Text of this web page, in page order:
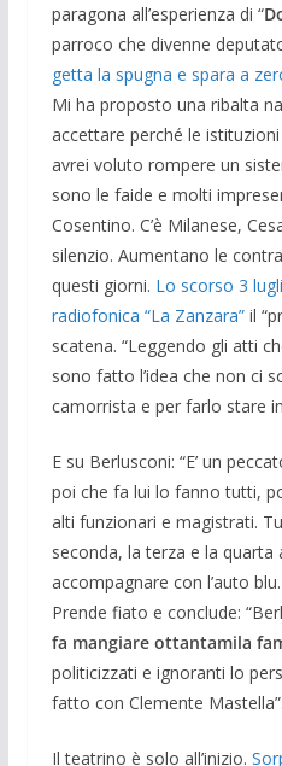
paragona all’esperienza di “
parroco che divenne
getta la spugna e spara a
Mi ha proposto una ribalta
accettare perché le
avrei voluto rompere un
sono le faide e molti
Cosentino. C’è Milanese,
silenzio. Aumentano le
questi giorni. Lo scorso 3
radiofonica “La Zanzara”il
scatena. “Leggendo gli atti
sono fatto l’idea che non ci
camorrista e per farlo stare
E su Berlusconi: “E’ un
poi che fa lui lo fanno tutti,
alti funzionari e magistrati.
seconda, la terza e la
accompagnare con l’auto
Prende fiato e conclude:
fa mangiare ottantamila
politicizzati e ignoranti lo
fatto con Clemente Mastella”.
Il teatrino è solo all’inizio.